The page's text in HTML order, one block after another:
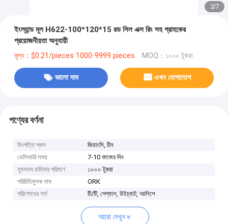
2/7
ইংল্যান্ড মূল H622-100*120*15 রড সিল এক্স রিং সহ গ্রাহকের
প্রয়োজনীয়তা অনুযায়ী
মূল্য：$0.21/pieces 1000-9999 pieces MOQ：১০০০ টুকরা
ভালো দাম এখন যোগাযোগ
পণ্যের বর্ণনা
উৎপত্তি স্থল
জিয়াংসি, চীন
ডেলিভারি সময়
7-10 কাজের দিন
ন্যূনতম চাহিদার পরিমাণ
১০০০ টুকরা
পরিচিতিমুলক নাম
ORK
পরিশোধের শর্ত
টি/টি, পেপ্যাল, উইচ্যাট, আলিপে
আরো দেখুন